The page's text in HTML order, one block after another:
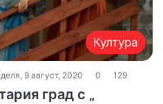
Култура
9 август, 2020 0 129
град с „